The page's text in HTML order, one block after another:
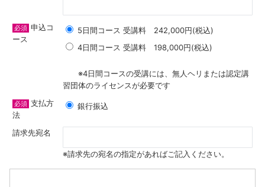
必須 申込コ
ース
5日間コース 受講料 242,000円(税込)
4日間コース 受講料 198,000円(税込)
※4日間コースの受講には、無人ヘリまたは認定講
習団体のライセンスが必要です
必須 支払方
法
銀行振込
請求先宛名
※請求先の宛名の指定があればご記入ください。